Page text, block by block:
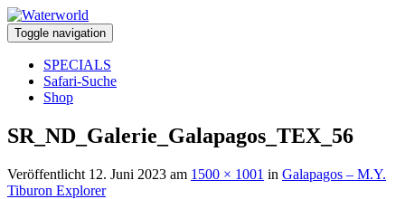
Toggle navigation
SPECIALS
Safari-Suche
Shop
SR_ND_Galerie_Galapagos_TEX_56
Veröffentlicht 12. Juni 2023 am 1500 × 1001 in Galapagos – M.Y.
Tiburon Explorer